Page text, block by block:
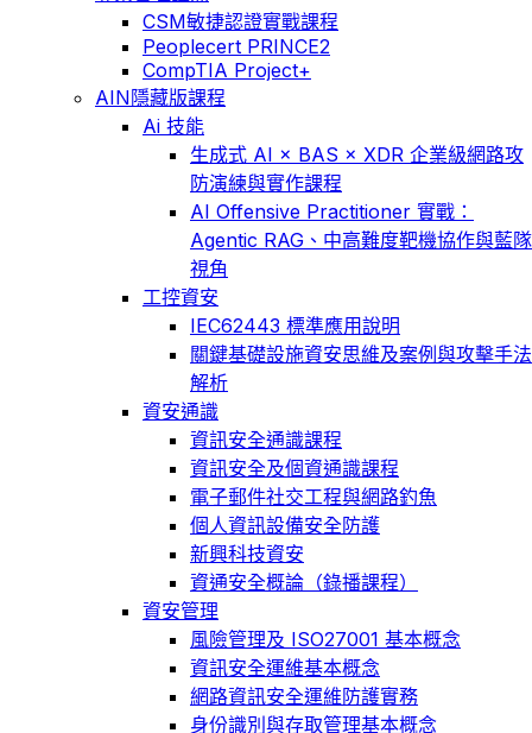
CSM敏捷認證實戰課程
Peoplecert PRINCE2
CompTIA Project+
AIN隱藏版課程
Ai 技能
生成式 AI × BAS × XDR 企業級網路攻
防演練與實作課程
AI Offensive Practitioner 實戰：
Agentic RAG、中高難度靶機協作與藍隊
視角
工控資安
IEC62443 標準應用說明
關鍵基礎設施資安思維及案例與攻擊手法
解析
資安通識
資訊安全通識課程
資訊安全及個資通識課程
電子郵件社交工程與網路釣魚
個人資訊設備安全防護
新興科技資安
資通安全概論（錄播課程）
資安管理
風險管理及 ISO27001 基本概念
資訊安全運維基本概念
網路資訊安全運維防護實務
身份識別與存取管理基本概念